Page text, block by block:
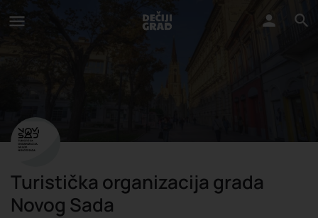
Turistička organizacija grada
Novog Sada